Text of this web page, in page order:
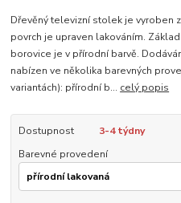
Dřevěný televizní stolek je vyroben
povrch je upraven lakováním.
borovice je v přírodní barvě.
nabízen ve několika barevných
variantách): přírodní b... celý popis
Dostupnost
3-4 týdny
Barevné provedení